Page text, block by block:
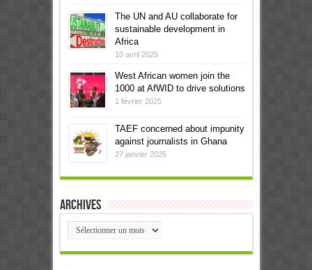
The UN and AU collaborate for
sustainable development in
Africa
10 avril 2025
West African women join the
1000 at AfWID to drive solutions
1 février 2025
TAEF concerned about impunity
against journalists in Ghana
27 janvier 2025
Archives
Archives